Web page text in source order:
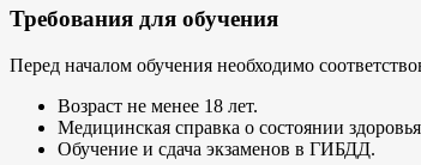
Требования для обучения
Перед началом обучения необходимо
Возраст не менее 18 лет.
Медицинская справка о состоянии
Обучение и сдача экзаменов в ГИБДД.